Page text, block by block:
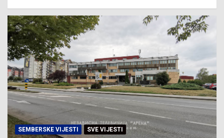
SEMBERSKE VIJESTI SVE VIJESTI